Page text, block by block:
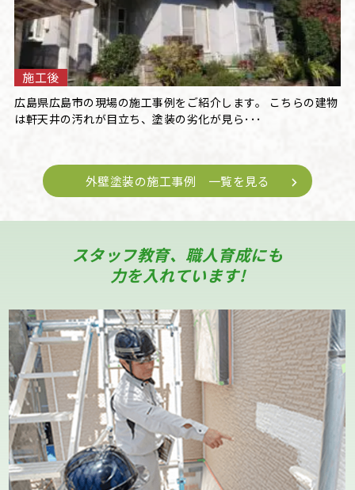
施工後
広島県広島市の現場の施工事例をご紹介します。 こちらの建物
は軒天井の汚れが目立ち、塗装の劣化が見ら･･･
外壁塗装の施工事例 一覧を見る
スタッフ教育、職人育成にも
力を入れています!